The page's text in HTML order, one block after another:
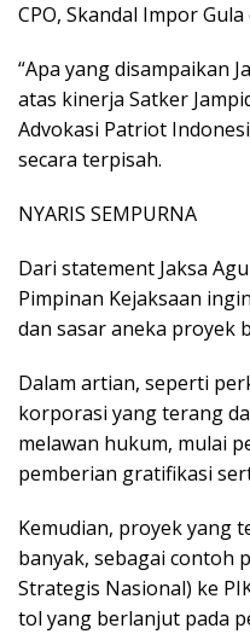
CPO, Skandal Impor
“Apa yang disampaikan
atas kinerja Satker
Advokasi Patriot
secara terpisah.
NYARIS SEMPURNA
Dari statement Jaksa
Pimpinan Kejaksaan
dan sasar aneka proyek
Dalam artian, seperti
korporasi yang terang
melawan hukum, mulai
pemberian gratifikasi
Kemudian, proyek yang
banyak, sebagai contoh
Strategis Nasional) ke
tol yang berlanjut pada